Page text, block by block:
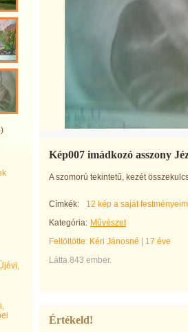
Kép007 imádkozó asszony
A szomorú tekintetű, kezét
Címkék: 12 kép a saját festményeim
Kategória: Művészet
Feltöltötte: Kéri Jánosné
17 éve
Látta 843 ember.
Értékeld!